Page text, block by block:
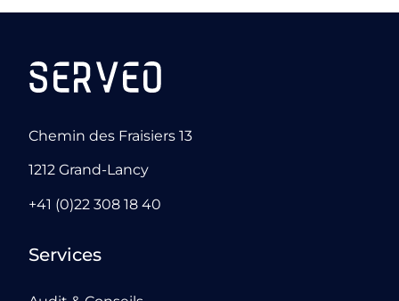
Chemin des Fraisiers 13
1212 Grand-Lancy
+41 (0)22 308 18 40
Services